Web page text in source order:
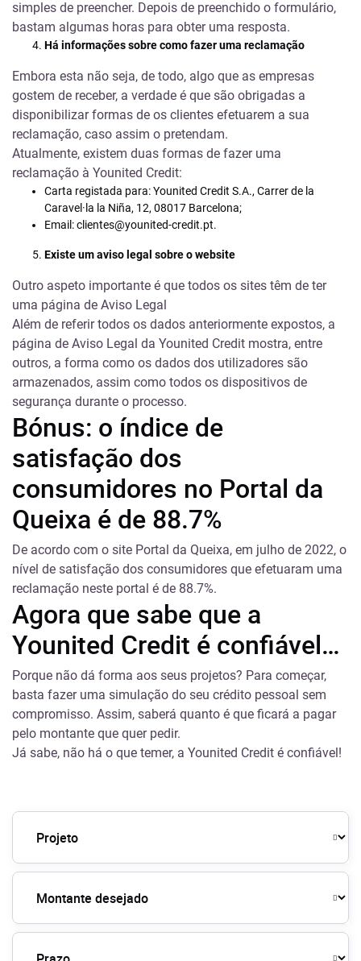
simples de preencher. Depois de preenchido o formulário,
bastam algumas horas para obter uma resposta.
Há informações sobre como fazer uma reclamação
Embora esta não seja, de todo, algo que as empresas
gostem de receber, a verdade é que são obrigadas a
disponibilizar formas de os clientes efetuarem a sua
reclamação, caso assim o pretendam.
Atualmente, existem duas formas de fazer uma
reclamação à Younited Credit:
Carta registada para:Younited Credit S.A., Carrer de la
Caravel·la la Niña, 12, 08017 Barcelona;
Email:clientes@younited-credit.pt.
Existe um aviso legal sobre o website
Outro aspeto importante é que todos os sites têm de ter
uma página de Aviso Legal
Além de referir todos os dados anteriormente expostos, a
página de Aviso Legal da Younited Credit mostra, entre
outros, a forma como os dados dos utilizadores são
armazenados, assim como todos os dispositivos de
segurança durante o processo.
Bónus: o índice de
satisfação dos
consumidores no Portal da
Queixa é de 88.7%
De acordo com o site Portal da Queixa, em julho de 2022, o
nível de satisfação dos consumidores que efetuaram uma
reclamação neste portal é de 88.7%.
Agora que sabe que a
Younited Credit é confiável…
Porque não dá forma aos seus projetos? Para começar,
basta fazer uma simulação do seu crédito pessoal sem
compromisso. Assim, saberá quanto é que ficará a pagar
pelo montante que quer pedir.
Já sabe, não há o que temer, a Younited Credit é confiável!